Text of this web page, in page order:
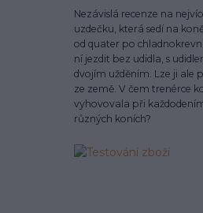
Nezávislá recenze na
uzdečku, která sedí na
od quater po
ní jezdit bez udidla, s
dvojím užděním. Lze ji ale
ze země. V čem trenérce
vyhovovala při
různých koních?